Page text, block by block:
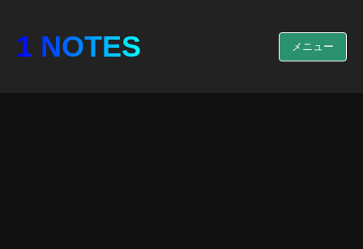
1 NOTES メニュー